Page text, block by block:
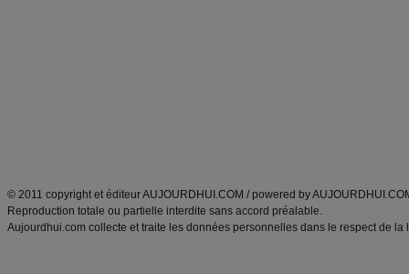
© 2011 copyright et éditeur AUJOURDHUI.COM / powered by
Reproduction totale ou partielle interdite sans accord préalable.
Aujourdhui.com collecte et traite les données personnelles dans le respect de